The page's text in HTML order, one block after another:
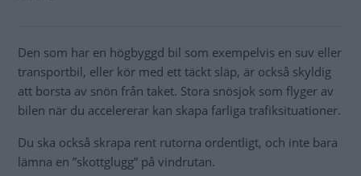
Den som har en högbyggd bil som exempelvis en suv eller
transportbil, eller kör med ett täckt släp, är också skyldig
att borsta av snön från taket. Stora snösjok som flyger av
bilen när du accelererar kan skapa farliga trafiksituationer.
Du ska också skrapa rent rutorna ordentligt, och inte bara
lämna en ”skottglugg” på vindrutan.